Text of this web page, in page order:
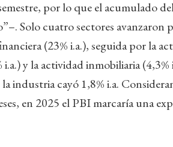
por lo que el acumulado
Solo cuatro sectores avanzaron
(23% i.a.), seguida por la
y la actividad inmobiliaria (4,3%
industria cayó 1,8% i.a.
en 2025 el PBI marcaría una